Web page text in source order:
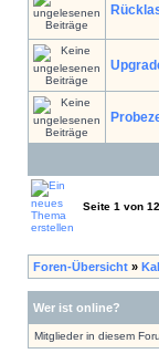
Seite 1 von 12
Foren-Übersicht »
Wer ist online?
Mitglieder in diesem